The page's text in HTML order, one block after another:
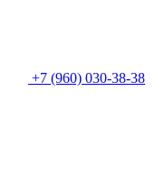
+7 (960) 030-38-38